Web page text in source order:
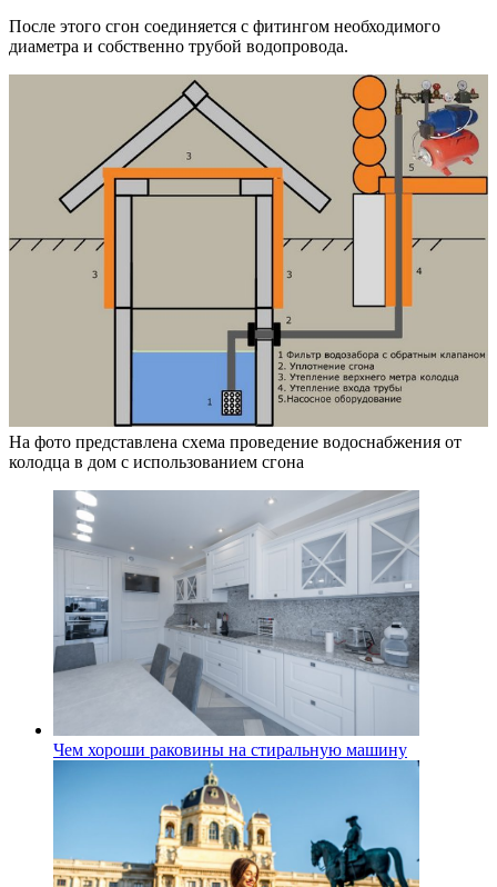
После этого сгон соединяется с фитингом необходимого
диаметра и собственно трубой водопровода.
На фото представлена схема проведение водоснабжения от
колодца в дом с использованием сгона
Чем хороши раковины на стиральную машину